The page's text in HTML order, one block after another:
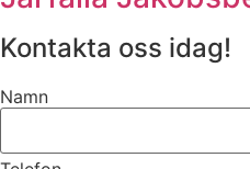
Kontakta oss idag!
Namn